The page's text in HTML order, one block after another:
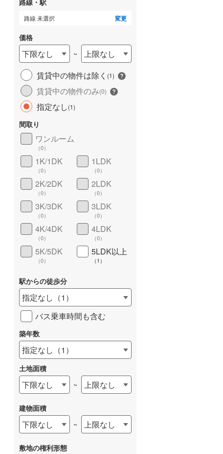
路線 未選択 変更
価格
下限なし ~
上限なし
賃貸中の物件は除く (1)
賃貸中の物件のみ(0)
指定なし(1)
間取り
ワンルーム
（0）
1K/1DK
（0）
1LDK
（0）
2K/2DK
（0）
2LDK
（0）
3K/3DK
（0）
3LDK
（0）
4K/4DK
（0）
4LDK
（0）
5K/5DK
（0）
5LDK以上
（1 ）
駅からの徒歩分
指定なし （1 ）
バス乗車時間も含む
築年数
指定なし （1 ）
土地面積
下限なし ~ 上限なし
建物面積
下限なし ~ 上限なし
敷地の権利形態
長期優良住宅 ）
詳しく見る